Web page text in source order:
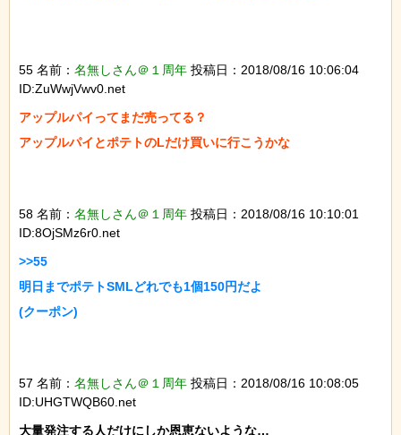
55 名前： 名無しさん＠１周年 投稿日：2018/08/16 10:06:04
ID:ZuWwjVwv0.net
アップルパイってまだ売ってる？
アップルパイとポテトのLだけ買いに行こうかな
58 名前： 名無しさん＠１周年 投稿日：2018/08/16 10:10:01
ID:8OjSMz6r0.net
>>55
明日までポテトSMLどれでも1個150円だよ
(クーポン)
57 名前： 名無しさん＠１周年 投稿日：2018/08/16 10:08:05
ID:UHGTWQB60.net
大量発注する人だけにしか恩恵ないような…